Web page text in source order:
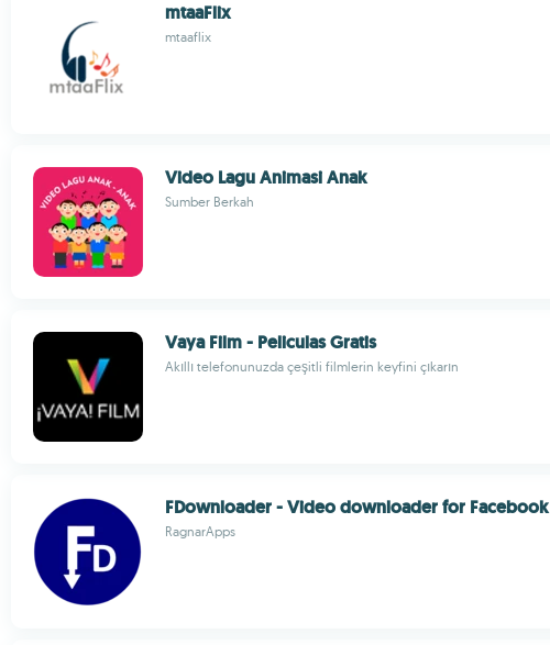
mtaaFlix
mtaaflix
Video Lagu Animasi Anak
Sumber Berkah
Vaya Film - Peliculas Gratis
Akıllı telefonunuzda çeşitli filmlerin keyfini çıkarın
FDownloader - Video downloader for Facebook
RagnarApps